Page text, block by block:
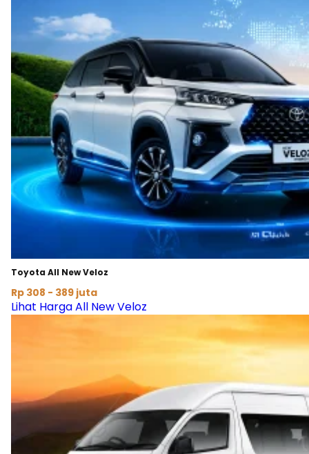
Toyota All New Veloz
Rp 308 - 389 juta
Lihat Harga All New Veloz